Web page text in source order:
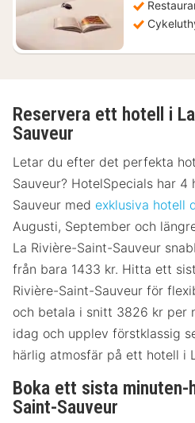
Reservera ett hotell i
Sauveur
Letar du efter det perfekta
Sauveur? HotelSpecials har
Sauveur med exklusiva hotell
Augusti, September och
La Rivière-Saint-Sauveur
från bara 1433 kr. Hitta ett
Rivière-Saint-Sauveur för
och betala i snitt 3826 kr per
idag och upplev förstklassig
härlig atmosfär på ett hotell i
Boka ett sista minuten-
Saint-Sauveur